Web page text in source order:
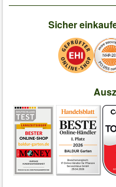
Sicher